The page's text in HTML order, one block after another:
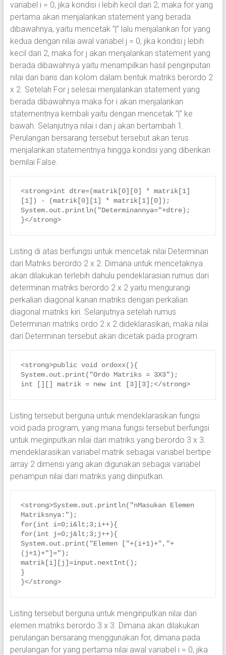
variabel i = 0, jika kondisi i lebih kecil dari 2, maka for yang
pertama akan menjalankan statement yang berada
dibawahnya, yaitu mencetak ”|” lalu menjalankan for yang
kedua dengan nilai awal variabel j = 0, jika kondisi j lebih
kecil dari 2, maka for j akan menjalankan statement yang
berada dibawahnya yaitu menampilkan hasil penginputan
nilai dari baris dan kolom dalam bentuk matriks berordo 2
x 2. Setelah For j selesai menjalankan statement yang
berada dibawahnya maka for i akan menjalankan
statementnya kembali yaitu dengan mencetak ”|” ke
bawah. Selanjutnya nilai i dan j akan bertambah 1.
Perulangan bersarang tersebut tersebut akan terus
menjalankan statementnya hingga kondisi yang diberikan
bernilai False.
<strong>int dtre=(matrik[0][0] * matrik[1]
[1]) - (matrik[0][1] * matrik[1][0]);
System.out.println("Determinannya="+dtre);
}</strong>
Listing di atas berfungsi untuk mencetak nilai Determinan
dari Matriks berordo 2 x 2. Dimana untuk mencetaknya
akan dilakukan terlebih dahulu pendeklarasian rumus dari
determinan matriks berordo 2 x 2 yaitu mengurangi
perkalian diagonal kanan matriks dengan perkalian
diagonal matriks kiri. Selanjutnya setelah rumus
Determinan matriks ordo 2 x 2 dideklarasikan, maka nilai
dari Determinan tersebut akan dicetak pada program.
<strong>public void ordoxx(){
System.out.print("Ordo Matriks = 3X3");
int [][] matrik = new int [3][3];</strong>
Listing tersebut berguna untuk mendeklarasikan fungsi
void pada program, yang mana fungsi tersebut berfungsi
untuk meginputkan nilai dari matriks yang berordo 3 x 3.
mendeklarasikan variabel matrik sebagai variabel bertipe
array 2 dimensi yang akan digunakan sebagai variabel
penampun nilai dari matriks yang diinputkan.
<strong>System.out.println("nMasukan Elemen
Matriksnya:");
for(int i=0;i&lt;3;i++){
for(int j=0;j&lt;3;j++){
System.out.print("Elemen ["+(i+1)+","+
(j+1)+"]=");
matrik[i][j]=input.nextInt();
}
}</strong>
Listing tersebut berguna untuk menginputkan nilai dari
elemen matriks berordo 3 x 3. Dimana akan dilakukan
perulangan bersarang menggunakan for, dimana pada
perulangan for yang pertama nilai awal variabel i = 0, jika